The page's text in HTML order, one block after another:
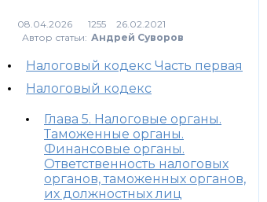
1255
Автор статьи: Андрей Суворов
Налоговый кодекс Часть первая
Налоговый кодекс
Глава 5. Налоговые органы.
Таможенные органы.
Финансовые органы.
Ответственность налоговых
органов, таможенных органов,
их должностных лиц